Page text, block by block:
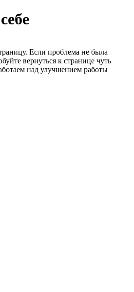
Если проблема не была
вернуться к странице чуть
над улучшением работы